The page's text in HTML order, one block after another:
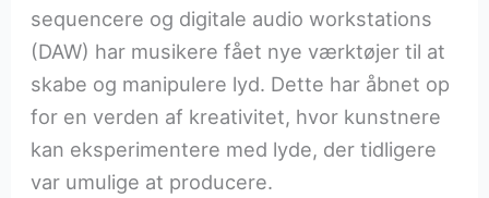
sequencere og digitale audio workstations
(DAW) har musikere fået nye værktøjer til at
skabe og manipulere lyd. Dette har åbnet op
for en verden af kreativitet, hvor kunstnere
kan eksperimentere med lyde, der tidligere
var umulige at producere.